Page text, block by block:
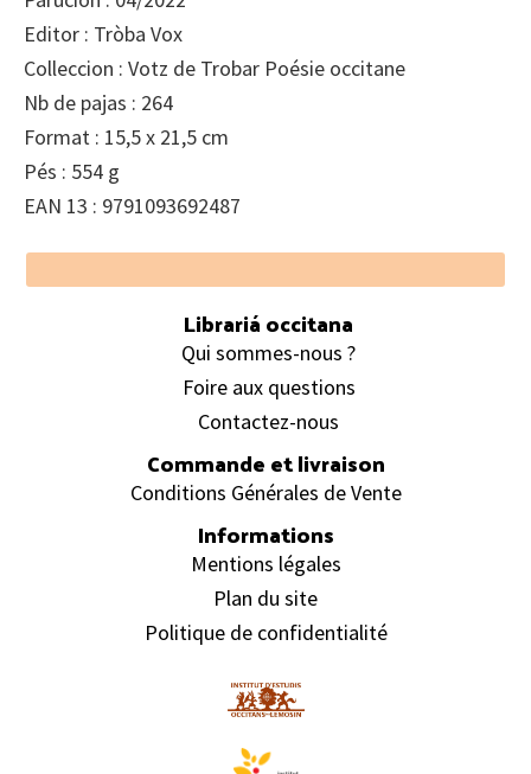
Editor : Tròba Vox
Colleccion : Votz de Trobar Poésie occitane
Nb de pajas : 264
Format : 15,5 x 21,5 cm
Pés : 554 g
EAN 13 : 9791093692487
Footer
Librariá occitana
Qui sommes-nous ?
Foire aux questions
Contactez-nous
Commande et livraison
Conditions Générales de Vente
Informations
Mentions légales
Plan du site
Politique de confidentialité